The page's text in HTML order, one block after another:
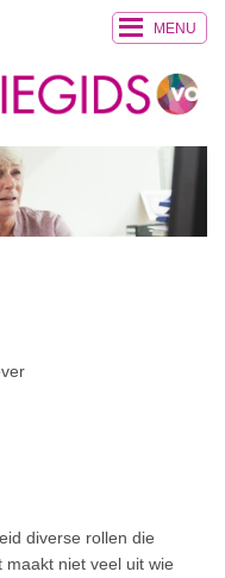
MENU
diverse rollen die
niet veel uit wie